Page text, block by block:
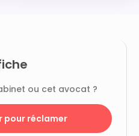
ou cet avocat ?
pour réclamer